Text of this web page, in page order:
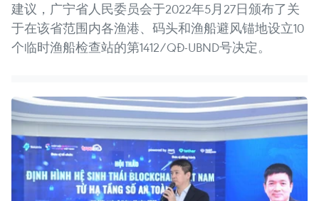
建议，广宁省人民委员会于2022年5月27日颁布了关
于在该省范围内各渔港、码头和渔船避风锚地设立10
个临时渔船检查站的第1412/QĐ-UBND号决定。